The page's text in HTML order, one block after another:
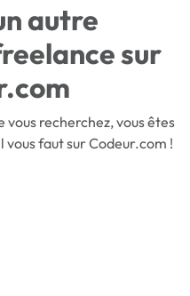
autre
sur
recherchez, vous êtes
vous faut sur Codeur.com !